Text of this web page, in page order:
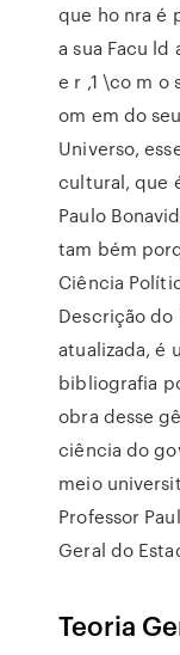
que ho nra é
a sua Facu
e r ,1 \co m o
om em do
Universo,
cultural, que
Paulo
tam bém
Ciência
Descrição do
atualizada, é
bibliografia
obra desse
ciência do
meio
Professor
Geral do
Teoria